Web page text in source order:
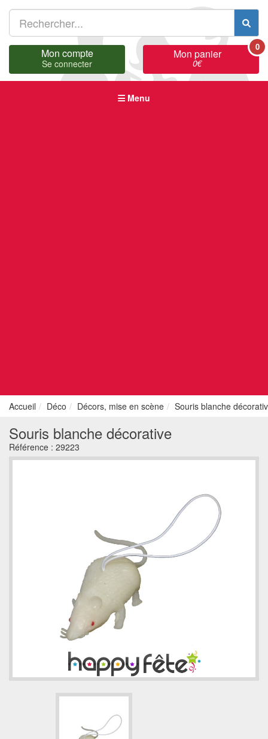
Mon compte
Se connecter
Mon panier
0€
0
Menu
Accueil Déco Décors, mise en scène Souris blanche
Souris blanche décorative
Référence : 29223